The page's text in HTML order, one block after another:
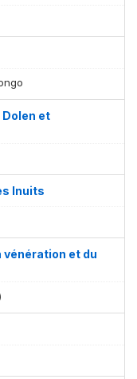
et
Inuits
et du